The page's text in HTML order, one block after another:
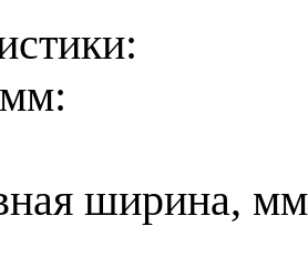
ширина,